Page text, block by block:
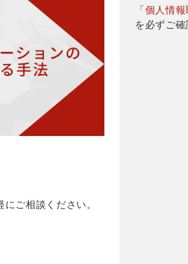
ご相談ください。
「個人情
を必ずご確